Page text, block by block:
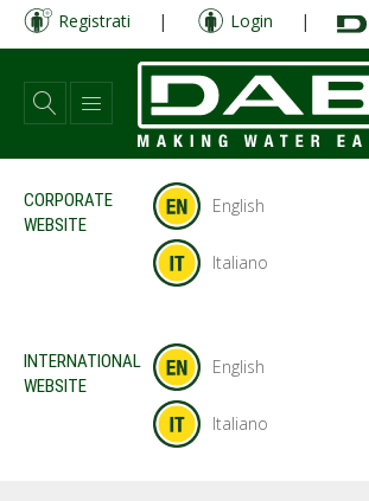
Salta
contenuto
principale
Registrati | Login |
CORPORATE
WEBSITE
English
Italiano
INTERNATIONAL
WEBSITE
English
Italiano